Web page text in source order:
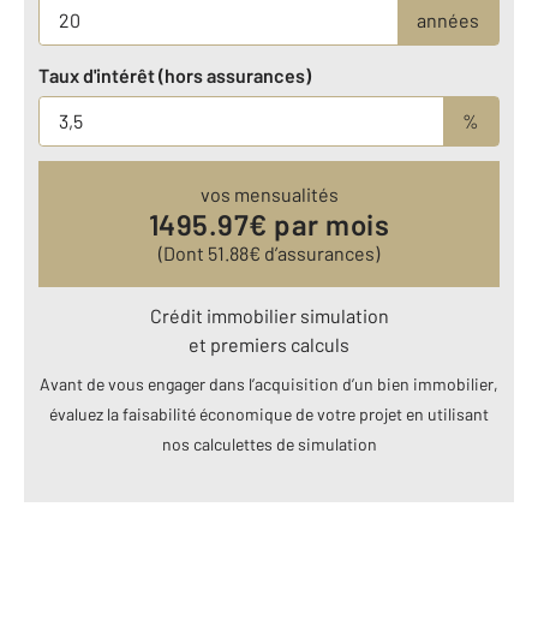
années
Taux d'intérêt (hors assurances)
%
vos mensualités
1495.97€ par mois
(Dont 51.88€ d’assurances)
Crédit immobilier simulation
et premiers calculs
Avant de vous engager dans l’acquisition d’un bien immobilier,
évaluez la faisabilité économique de votre projet en utilisant
nos calculettes de simulation